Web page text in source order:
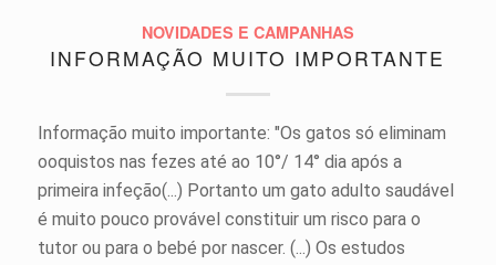
NOVIDADES E CAMPANHAS
INFORMAÇÃO MUITO IMPORTANTE
Informação muito importante: "Os gatos só eliminam
ooquistos nas fezes até ao 10°/ 14° dia após a
primeira infeção(...) Portanto um gato adulto saudável
é muito pouco provável constituir um risco para o
tutor ou para o bebé por nascer. (...) Os estudos